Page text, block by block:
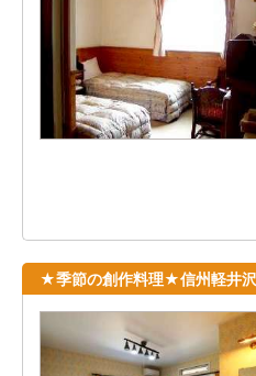
★季節の創作料理★信州軽井